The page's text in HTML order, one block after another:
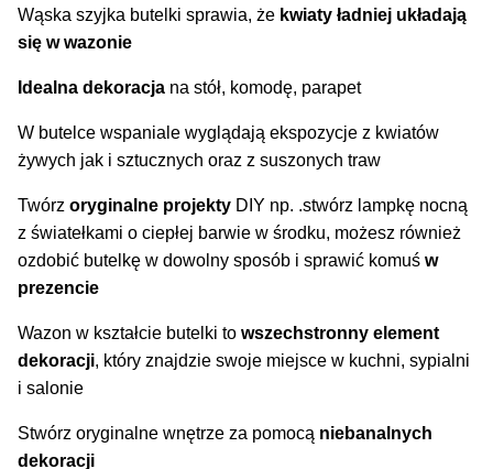
Wąska szyjka butelki sprawia, że kwiaty ładniej układają
się w wazonie
Idealna dekoracja na stół, komodę, parapet
W butelce wspaniale wyglądają ekspozycje z kwiatów
żywych jak i sztucznych oraz z suszonych traw
Twórz oryginalne projekty DIY np. .stwórz lampkę nocną
z światełkami o ciepłej barwie w środku, możesz również
ozdobić butelkę w dowolny sposób i sprawić komuś w
prezencie
Wazon w kształcie butelki to wszechstronny element
dekoracji, który znajdzie swoje miejsce w kuchni, sypialni
i salonie
Stwórz oryginalne wnętrze za pomocą niebanalnych
dekoracji